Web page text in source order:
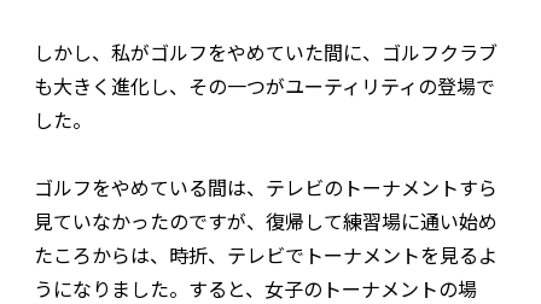
しかし、私がゴルフをやめていた間に、ゴルフクラブ
も大きく進化し、その一つがユーティリティの登場で
した。
ゴルフをやめている間は、テレビのトーナメントすら
見ていなかったのですが、復帰して練習場に通い始め
たころからは、時折、テレビでトーナメントを見るよ
うになりました。すると、女子のトーナメントの場